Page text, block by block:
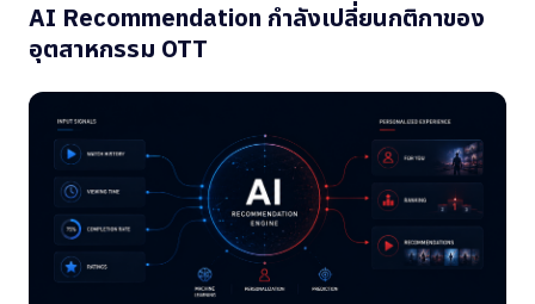
AI Recommendation กำลังเปลี่ยนกติกาของ
อุตสาหกรรม OTT